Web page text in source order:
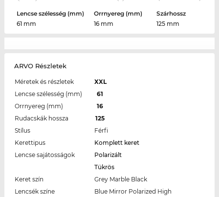
Lencse szélesség (mm)
61 mm
Orrnyereg (mm)
16 mm
Szárhossz
125 mm
ARVO Részletek
Méretek és részletek
XXL
Lencse szélesség (mm)
61
Orrnyereg (mm)
16
Rudacskák hossza
125
Stílus
Férfi
Kerettipus
Komplett keret
Lencse sajátosságok
Polarizált
Tükrös
Keret szín
Grey Marble Black
Lencsék színe
Blue Mirror Polarized High